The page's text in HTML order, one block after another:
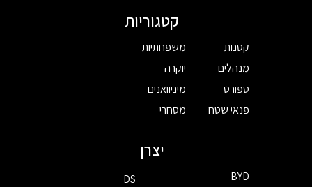
קטגוריות
קטנות
מנהלים
ספורט
פנאי שטח
משפחתיות
יוקרה
מיניוואנים
מסחרי
יצרן
BYD
DS